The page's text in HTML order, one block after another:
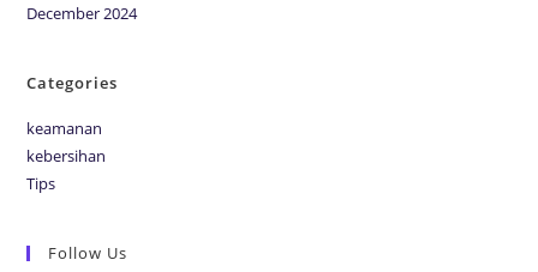
December 2024
Categories
keamanan
kebersihan
Tips
Follow Us